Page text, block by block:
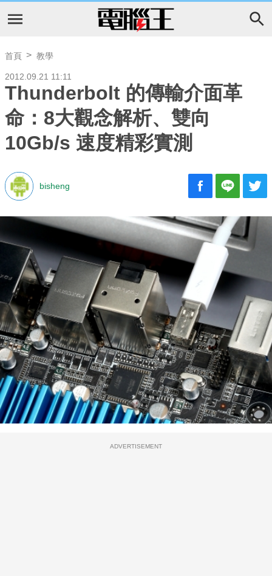
首頁 教學
2012.09.21 11:11
Thunderbolt 的傳輸介面革
命：8大觀念解析、雙向
10Gb/s 速度精彩實測
bisheng
ADVERTISEMENT